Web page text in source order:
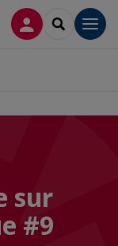
CONNEXION
sur
#9